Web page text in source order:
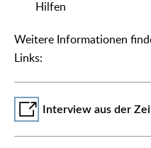
Hilfen
Weitere Informationen
Links:
Interview aus der